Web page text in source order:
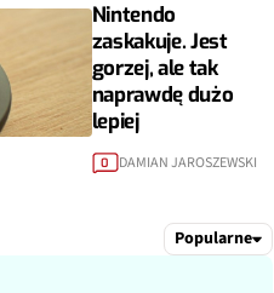
Nintendo
zaskakuje. Jest
gorzej, ale tak
naprawdę dużo
lepiej
0 DAMIAN JAROSZEWSKI
Popularne